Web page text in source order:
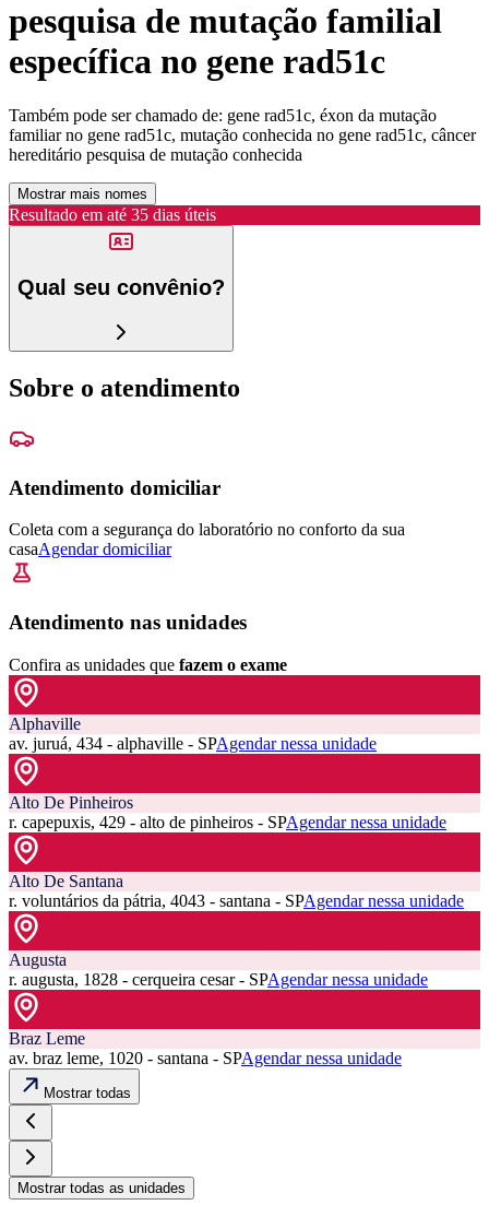
pesquisa de mutação familial
específica no gene rad51c
Também pode ser chamado de: gene rad51c, éxon da mutação
familiar no gene rad51c, mutação conhecida no gene rad51c, câncer
hereditário pesquisa de mutação conhecida
Mostrar mais nomes
Resultado em até 35 dias úteis
Qual seu convênio?
Sobre o atendimento
Atendimento domiciliar
Coleta com a segurança do laboratório no conforto da sua
casaAgendar domiciliar
Atendimento nas unidades
Confira as unidades que fazem o exame
Alphaville
av. juruá, 434 - alphaville - SPAgendar nessa unidade
Alto De Pinheiros
r. capepuxis, 429 - alto de pinheiros - SPAgendar nessa unidade
Alto De Santana
r. voluntários da pátria, 4043 - santana - SPAgendar nessa unidade
Augusta
r. augusta, 1828 - cerqueira cesar - SPAgendar nessa unidade
Braz Leme
av. braz leme, 1020 - santana - SPAgendar nessa unidade
Mostrar todas
Mostrar todas as unidades